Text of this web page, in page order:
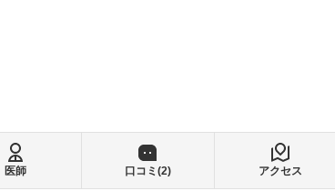
医師 口コミ(2) アクセス